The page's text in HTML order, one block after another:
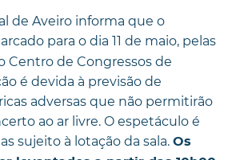
de Aveiro informa que o
para o dia 11 de maio, pelas
Centro de Congressos de
é devida à previsão de
adversas que não permitirão
ao ar livre. O espetáculo é
sujeito à lotação da sala. Os